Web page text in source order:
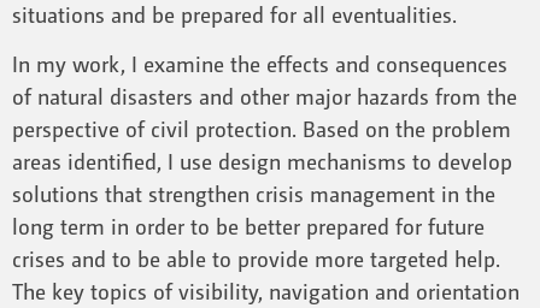
situations and be prepared for all eventualities.
In my work, I examine the effects and consequences
of natural disasters and other major hazards from the
perspective of civil protection. Based on the problem
areas identified, I use design mechanisms to develop
solutions that strengthen crisis management in the
long term in order to be better prepared for future
crises and to be able to provide more targeted help.
The key topics of visibility, navigation and orientation